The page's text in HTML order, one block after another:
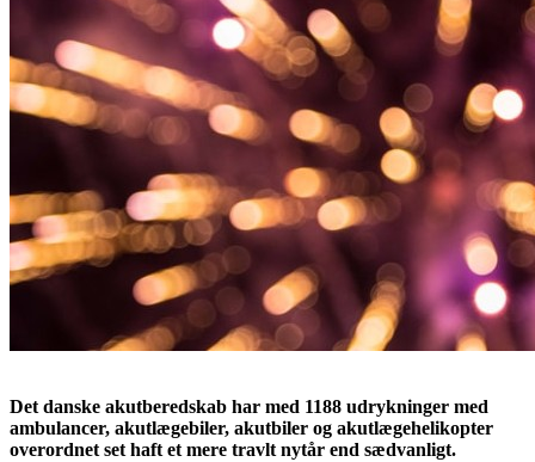
Det danske akutberedskab har med 1188 udrykninger med
ambulancer, akutlægebiler, akutbiler og akutlægehelikopter
overordnet set haft et mere travlt nytår end sædvanligt.